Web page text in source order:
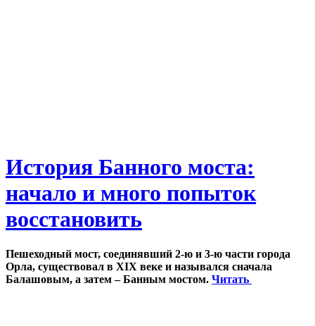
История Банного моста:
начало и много попыток
восстановить
Пешеходный мост, соединявший 2-ю и 3-ю части города
Орла, существовал в XIX веке и назывался сначала
Балашовым, а затем – Банным мостом. Читать